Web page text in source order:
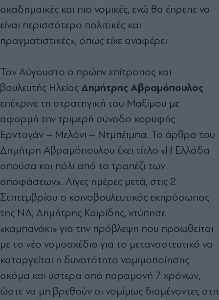
ακαδημαϊκές και πιο νομικές, ενώ θα έπρεπε να
είναι περισσότερο πολιτικές και
πραγματιστικές», όπως είχε αναφέρει.
Τον Αύγουστο ο πρώην επίτροπος και
βουλευτής Ηλείας Δημήτρης Αβραμόπουλος
επέκρινε τη στρατηγική του Μαξίμου με
αφορμή την τριμερή σύνοδο κορυφής
Ερντογάν – Μελόνι – Ντμπέιμπα. Το άρθρο του
Δημήτρη Αβραμόπουλου έχει τίτλο «Η Ελλάδα
απούσα και πάλι από το τραπέζι των
αποφάσεων». Λίγες ημέρες μετά, στις 2
Σεπτεμβρίου ο κοινοβουλευτικός εκπρόσωπος
της ΝΔ, Δημήτρης Καιρίδης, χτύπησε
«καμπανάκι» για την πρόβλεψη που προωθείται
με το νέο νομοσχέδιο για το μεταναστευτικό να
καταργείται η δυνατότητα νομιμοποίησης
ακόμα και ύστερα από παραμονή 7 χρόνων,
ώστε να μη βρεθούν οι νομίμως διαμένοντες στη